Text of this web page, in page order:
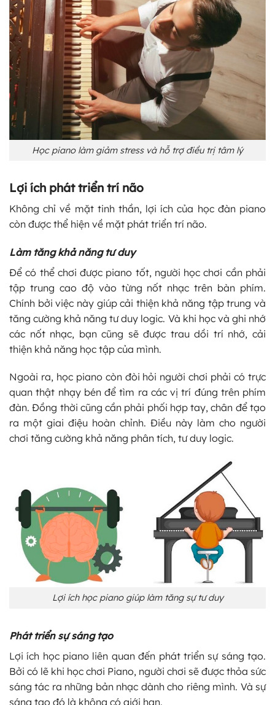
Học piano làm giảm stress và hỗ trợ điều trị tâm lý
Lợi ích phát triển trí não
Không chỉ về mặt tinh thần, lợi ích của học đàn piano
còn được thể hiện về mặt phát triển trí não.
Làm tăng khả năng tư duy
Để có thể chơi được piano tốt, người học chơi cần phải
tập trung cao độ vào từng nốt nhạc trên bàn phím.
Chính bởi việc này giúp cải thiện khả năng tập trung và
tăng cường khả năng tư duy logic. Và khi học và ghi nhớ
các nốt nhạc, bạn cũng sẽ được trau dồi trí nhớ, cải
thiện khả năng học tập của mình.
Ngoài ra, học piano còn đòi hỏi người chơi phải có trực
quan thật nhạy bén để tìm ra các vị trí đúng trên phím
đàn. Đồng thời cũng cần phải phối hợp tay, chân để tạo
ra một giai điệu hoàn chỉnh. Điều này làm cho người
chơi tăng cường khả năng phân tích, tư duy logic.
Lợi ích học piano giúp làm tăng sự tư duy
Phát triển sự sáng tạo
Lợi ích học piano liên quan đến phát triển sự sáng tạo.
Bởi có lẽ khi học chơi Piano, người chơi sẽ được thỏa sức
sáng tác ra những bản nhạc dành cho riêng mình. Và sự
sáng tạo đó là không có giới hạn.